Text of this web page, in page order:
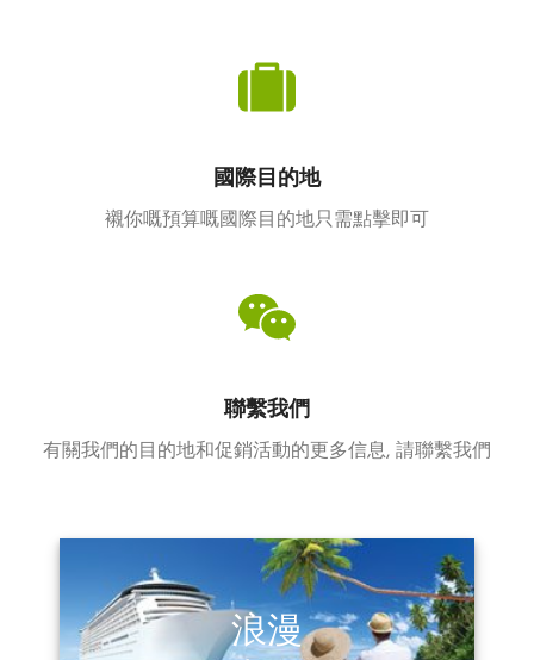
國際目的地
襯你嘅預算嘅國際目的地只需點擊即可
聯繫我們
有關我們的目的地和促銷活動的更多信息, 請聯繫我們
浪漫